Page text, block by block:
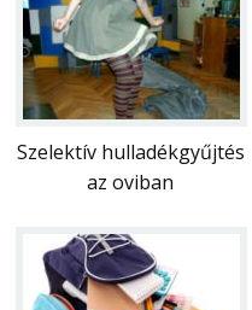
Szelektív hulladékgyűjtés
az oviban